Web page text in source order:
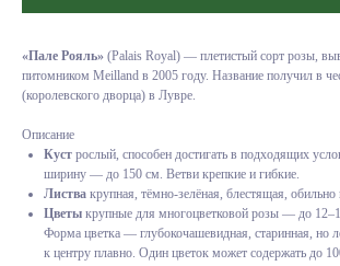
«Пале Рояль» (Palais Royal) — плетистый сорт розы,
питомником Meilland в 2005 году. Название получил в
(королевского дворца) в Лувре.
Описание
Куст рослый, способен достигать в подходящих
ширину — до 150 см. Ветви крепкие и гибкие.
Листва крупная, тёмно-зелёная, блестящая, обильно
Цветы крупные для многоцветковой розы — до
Форма цветка — глубокочашевидная, старинная, но
к центру плавно. Один цветок может содержать до